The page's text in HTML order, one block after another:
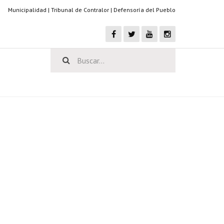
Municipalidad | Tribunal de Contralor | Defensoría del Pueblo